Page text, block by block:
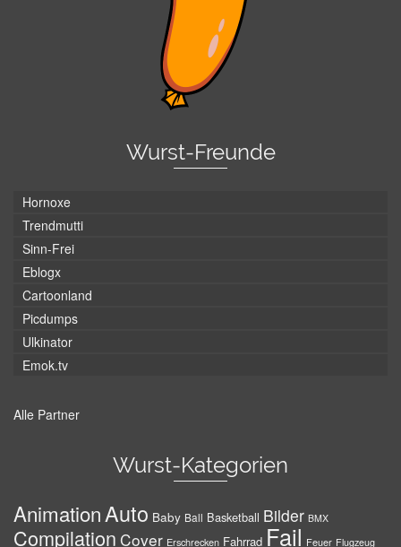
Wurst-Freunde
Hornoxe
Trendmutti
Sinn-Frei
Eblogx
Cartoonland
Picdumps
Ulkinator
Emok.tv
Alle Partner
Wurst-Kategorien
AnimationAuto Baby Ball Basketball Bilder BMX
Compilation Cover Erschrecken Fahrrad Fail Feuer Flugzeug